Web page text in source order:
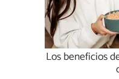
Los beneficios